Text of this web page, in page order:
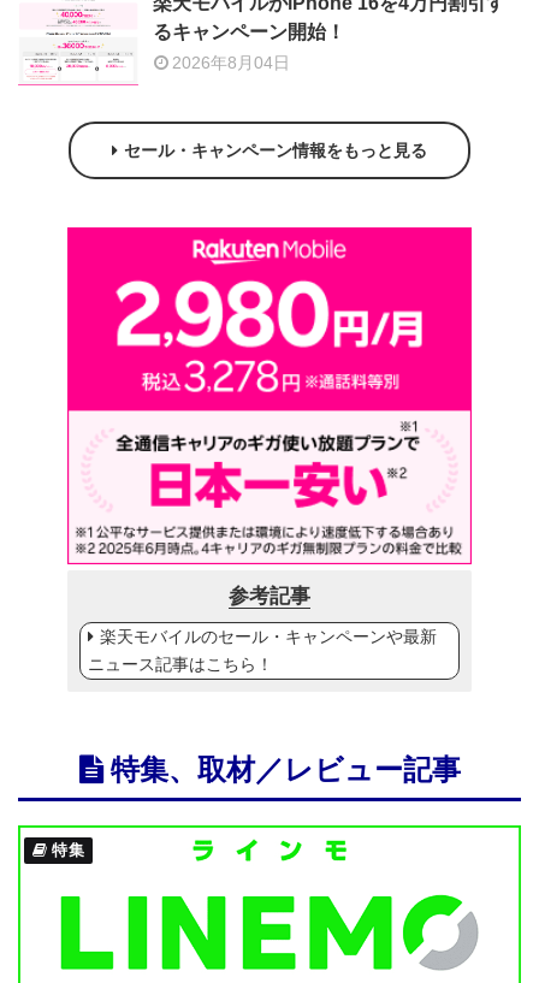
るキャンペーン開始！
2026年8月04日
セール・キャンペーン情報をもっと見る
参考記事
楽天モバイルのセール・キャンペーンや最新
ニュース記事はこちら！
特集、取材／レビュー記事
特集